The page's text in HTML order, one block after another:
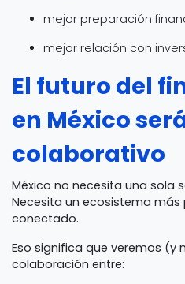
mejor preparación
mejor relación con
El futuro del
en México
colaborativo
México no necesita una sola
Necesita un ecosistema
conectado.
Eso significa que veremos (y
colaboración entre: